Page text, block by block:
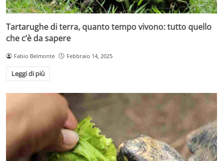
Tartarughe di terra, quanto tempo vivono: tutto quello
che c’è da sapere
Fabio Belmonte Febbraio 14, 2025
Leggi di più